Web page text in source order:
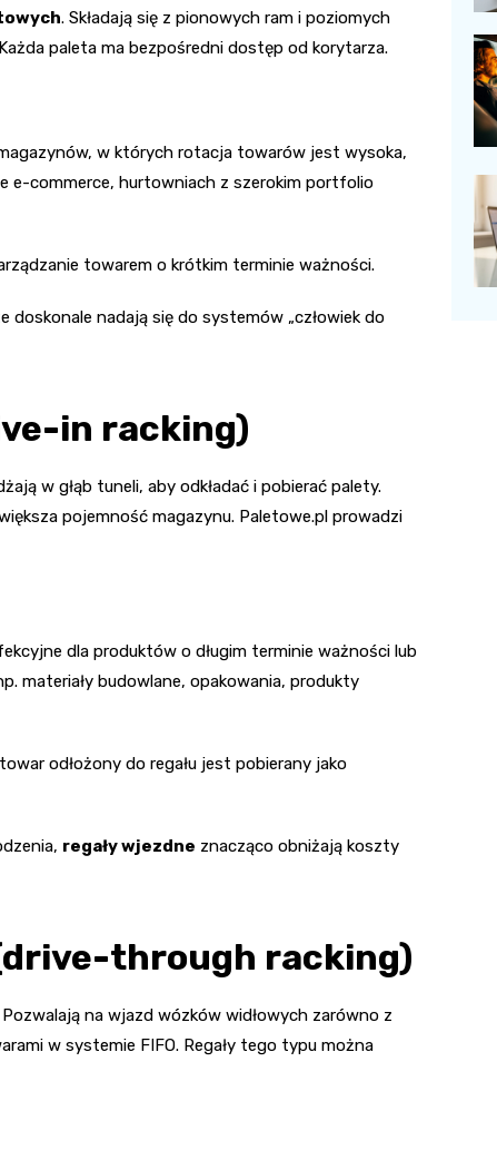
. Składają się z pionowych ram i poziomych
paleta ma bezpośredni dostęp od korytarza.
w których rotacja towarów jest wysoka,
e-commerce, hurtowniach z szerokim portfolio
towarem o krótkim terminie ważności.
doskonale nadają się do systemów „człowiek do
in racking)
w głąb tuneli, aby odkładać i pobierać palety.
pojemność magazynu. Paletowe.pl prowadzi
dla produktów o długim terminie ważności lub
materiały budowlane, opakowania, produkty
odłożony do regału jest pobierany jako
regały wjezdne znacząco obniżają koszty
through racking)
na wjazd wózków widłowych zarówno z
w systemie FIFO. Regały tego typu można